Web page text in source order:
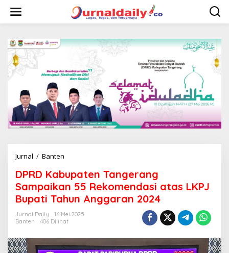
w
Jurnal / Banten
R
D
K
a
b
u
a
t
DPRD Kabupaten Tangerang
Sampaikan 55 Rekomendasi atas LKPJ
Bupati Tahun Anggaran 2024
Jurnal Daily
16 Mei 2025
Banten
406 Dilihat